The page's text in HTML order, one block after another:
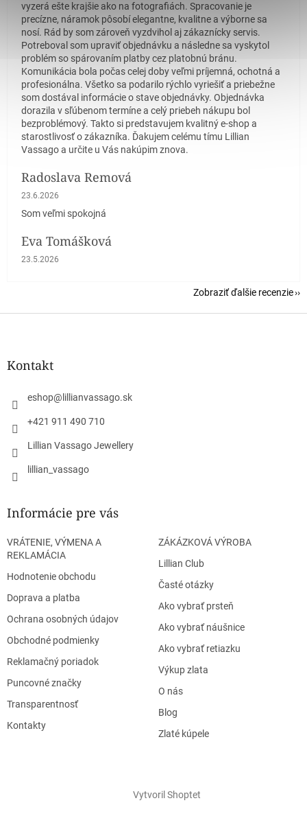
vyzerá ešte krajšie ako na fotografiách. Spracovanie je
precízne, náramok pôsobí elegantne, kvalitne a výborne sa
nosí. Rád by som zároveň vyzdvihol aj zákaznícky servis.
Potreboval som upraviť objednávku a následne sa vyskytol
problém so spárovaním platby cez platobnú bránu.
Komunikácia bola počas celej doby veľmi príjemná, ochotná a
profesionálna. Všetko sa podarilo rýchlo vyriešiť a priebežne
som dostával informácie o stave objednávky. Objednávka
dorazila v sľúbenom termíne a celý priebeh nákupu bol
bezproblémový. Takto si predstavujem kvalitný e-shop a
starostlivosť o zákazníka. Ďakujem celému tímu Lillian
Vassago a určite u Vás nakúpim znova.
Radoslava Remová
Hodnotenie obchodu je 5 z 5 hviezdičiek.
23.6.2026
Som veľmi spokojná
Eva Tomášková
Hodnotenie obchodu je 5 z 5 hviezdičiek.
23.5.2026
Zobraziť ďalšie recenzie
Z
Kontakt
eshop@ lillianvassago.sk
+421 911 490 710
Lillian Vassago Jewellery
lillian_vassago
Informácie pre vás
VRÁTENIE, VÝMENA A
REKLAMÁCIA
Hodnotenie obchodu
Doprava a platba
Ochrana osobných údajov
Obchodné podmienky
Reklamačný poriadok
Puncovné značky
Transparentnosť
Kontakty
ZÁKÁZKOVÁ VÝROBA
Lillian Club
Časté otázky
Ako vybrať prsteň
Ako vybrať náušnice
Ako vybrať retiazku
Výkup zlata
O nás
Blog
Zlaté kúpele
Vytvoril Shoptet